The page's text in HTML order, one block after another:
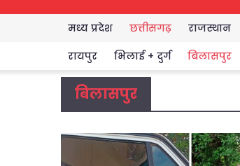
मध्य प्रदेश
छत्तीसगढ़
रायपुर
भिलाई + दुर्ग बिलासपुर
राजस्थान
बिलासपुर